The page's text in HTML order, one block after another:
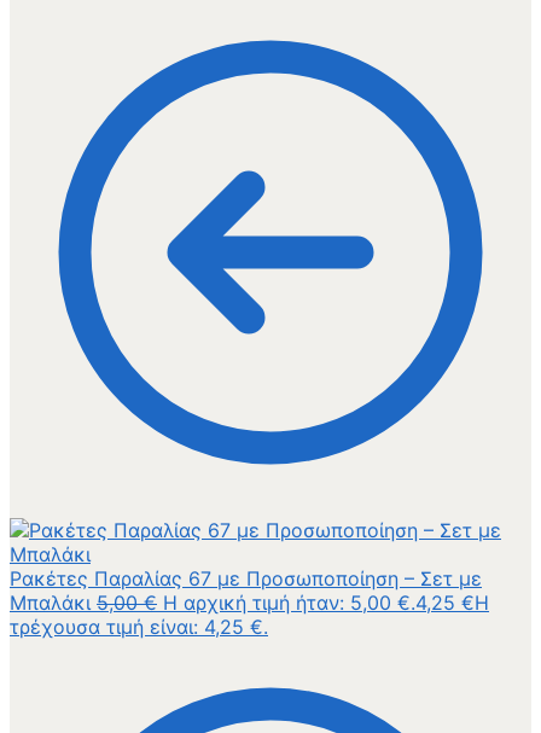
Ρακέτες Παραλίας 67 με Προσωποποίηση – Σετ με
Μπαλάκι 5,00€ Η αρχική τιμή ήταν: 5,00 €.4,25 €Η
τρέχουσα τιμή είναι: 4,25 €.